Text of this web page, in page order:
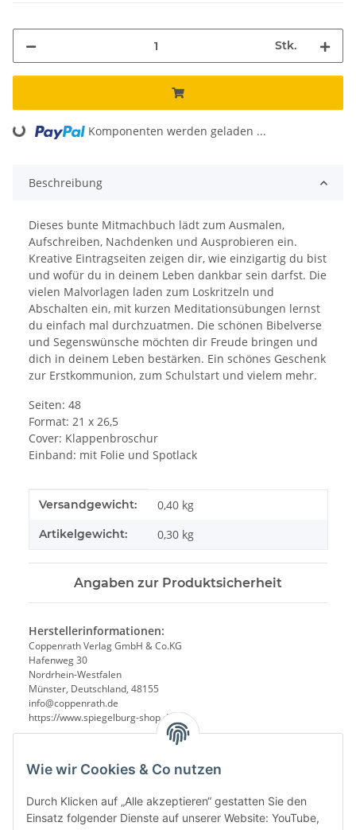
Wie wir Cookies & Co nutzen
Durch Klicken auf „Alle akzeptieren“ gestatten Sie den
Einsatz folgender Dienste auf unserer Website: YouTube,
Stk.
Loading... Komponenten werden geladen ...
Beschreibung
Dieses bunte Mitmachbuch lädt zum Ausmalen,
Aufschreiben, Nachdenken und Ausprobieren ein.
Kreative Eintragseiten zeigen dir, wie einzigartig du bist
und wofür du in deinem Leben dankbar sein darfst. Die
vielen Malvorlagen laden zum Loskritzeln und
Abschalten ein, mit kurzen Meditationsübungen lernst
du einfach mal durchzuatmen. Die schönen Bibelverse
und Segenswünsche möchten dir Freude bringen und
dich in deinem Leben bestärken. Ein schönes Geschenk
zur Erstkommunion, zum Schulstart und vielem mehr.
Seiten: 48
Format: 21 x 26,5
Cover: Klappenbroschur
Einband: mit Folie und Spotlack
Produkteigenschaft
Wert
Versandgewicht: 0,40 kg
Artikelgewicht: 0,30 kg
Angaben zur Produktsicherheit
Herstellerinformationen:
Coppenrath Verlag GmbH & Co.KG
Hafenweg 30
Nordrhein-Westfalen
Münster, Deutschland, 48155
info@coppenrath.de
https://www.spiegelburg-shop.de/